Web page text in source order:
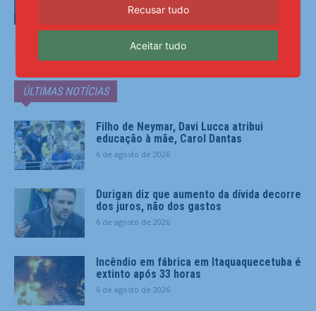
ÚLTIMAS NOTÍCIAS
Filho de Neymar, Davi Lucca atribui
educação à mãe, Carol Dantas
6 de agosto de 2026
Durigan diz que aumento da dívida decorre
dos juros, não dos gastos
6 de agosto de 2026
Incêndio em fábrica em Itaquaquecetuba é
extinto após 33 horas
6 de agosto de 2026
Recusar tudo
Aceitar tudo